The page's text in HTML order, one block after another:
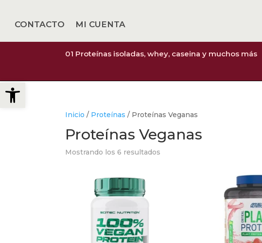
Abrir barra de herramientas
CONTACTO MI CUENTA
01 Proteínas isoladas, whey, caseina y muchos más
Inicio / Proteínas / Proteínas Veganas
Proteínas Veganas
Mostrando los 6 resultados